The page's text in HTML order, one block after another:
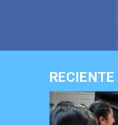
RECIENTE